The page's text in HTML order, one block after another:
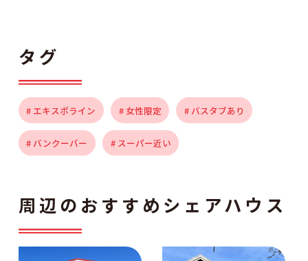
タグ
# エキスポライン # 女性限定 # バスタブあり
# バンクーバー # スーパー近い
周辺のおすすめシェアハウス